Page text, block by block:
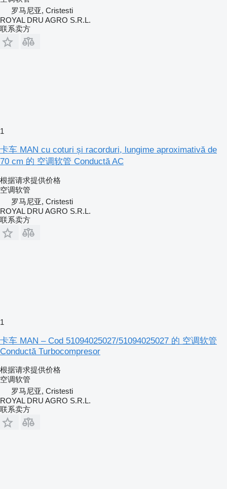
罗马尼亚, Cristesti
ROYAL DRU AGRO S.R.L.
联系卖方
1
卡车 MAN cu coturi și racorduri, lungime aproximativă de
70 cm 的 空调软管 Conductă AC
根据请求提供价格
空调软管
罗马尼亚, Cristesti
ROYAL DRU AGRO S.R.L.
联系卖方
1
卡车 MAN – Cod 51094025027/51094025027 的 空调软管
Conductă Turbocompresor
根据请求提供价格
空调软管
罗马尼亚, Cristesti
ROYAL DRU AGRO S.R.L.
联系卖方